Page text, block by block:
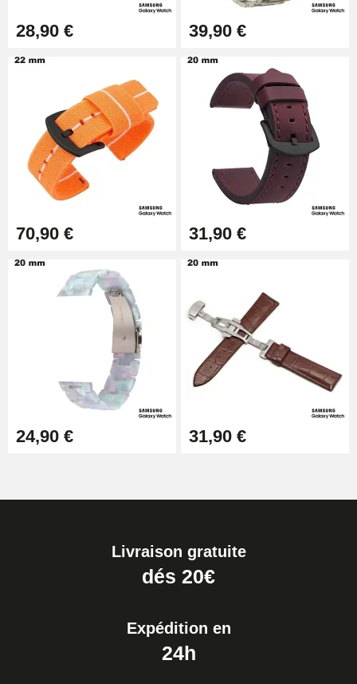
28,90 € 39,90 €
70,90 € 31,90 €
24,90 € 31,90 €
Livraison gratuite
dés 20€
Expédition en
24h